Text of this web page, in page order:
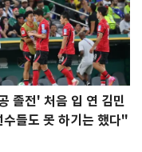
졸전' 처음 입 연 김민
들도 못 하기는 했다"